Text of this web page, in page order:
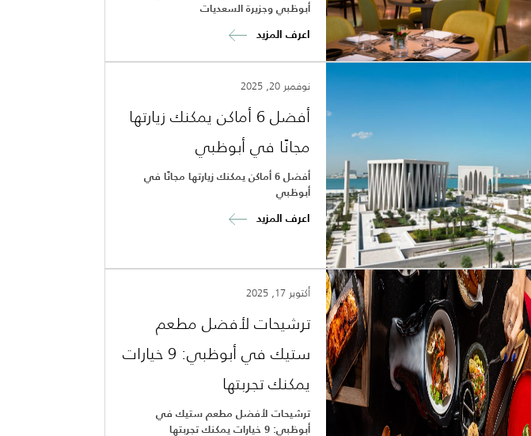
أبوظبي وجزيرة السعديات
اعرف المزيد
نوفمبر 20, 2025
أفضل 6 أماكن يمكنك زيارتها
مجانًا في أبوظبي
أفضل 6 أماكن يمكنك زيارتها مجانًا في
أبوظبي
اعرف المزيد
أكتوبر 17, 2025
ترشيحات لأفضل مطعم
ستيك في أبوظبي: 9 خيارات
يمكنك تجربتها
ترشيحات لأفضل مطعم ستيك في
أبوظبي: 9 خيارات يمكنك تجربتها